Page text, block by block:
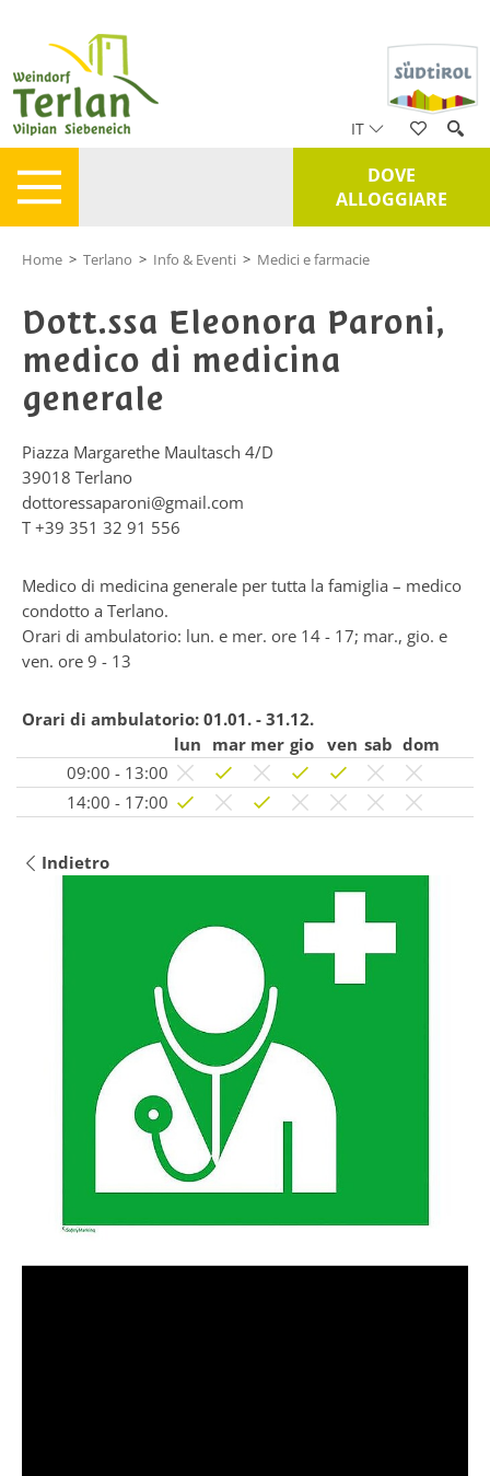
IT
DOVE
ALLOGGIARE
Home > Terlano > Info & Eventi > Medici e farmacie
Dott.ssa Eleonora Paroni,
medico di medicina
generale
Piazza Margarethe Maultasch 4/D
39018 Terlano
dottoressaparoni@gmail.com
T +39 351 32 91 556
Medico di medicina generale per tutta la famiglia – medico
condotto a Terlano.
Orari di ambulatorio: lun. e mer. ore 14 - 17; mar., gio. e
ven. ore 9 - 13
Orari di ambulatorio: 01.01. - 31.12.
lun mar mer gio ven sab dom
09:00 - 13:00
14:00 - 17:00
Indietro